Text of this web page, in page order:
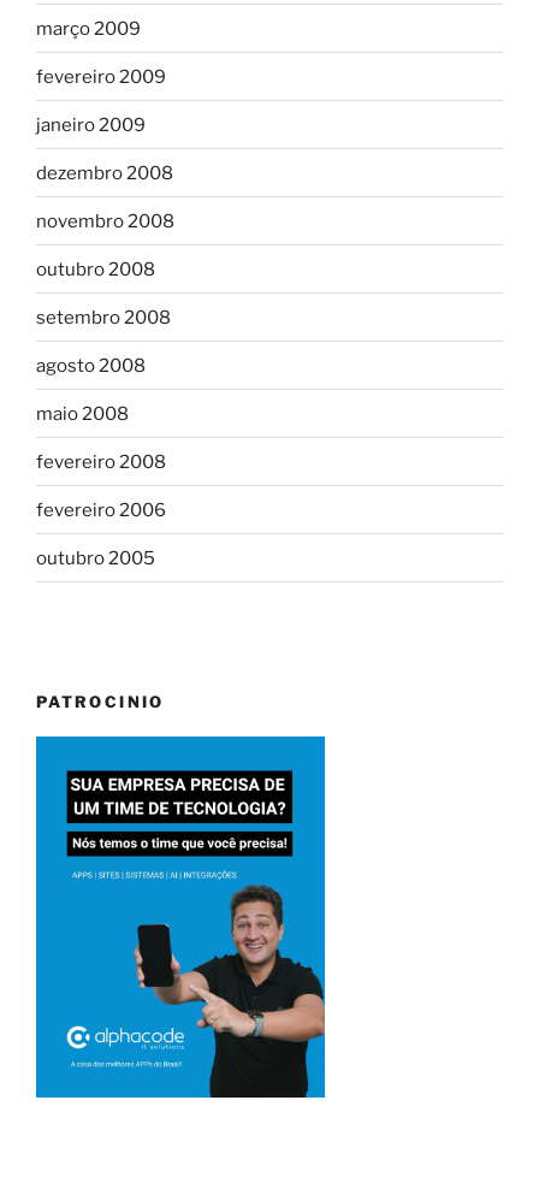
março 2009
fevereiro 2009
janeiro 2009
dezembro 2008
novembro 2008
outubro 2008
setembro 2008
agosto 2008
maio 2008
fevereiro 2008
fevereiro 2006
outubro 2005
PATROCINIO